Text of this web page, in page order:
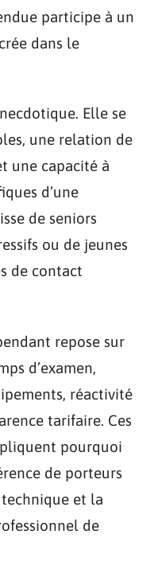
participe à un
dans le
Elle se
une relation de
une capacité à
d’une
de seniors
ou de jeunes
de contact
repose sur
d’examen,
réactivité
tarifaire. Ces
pourquoi
de porteurs
et la
de